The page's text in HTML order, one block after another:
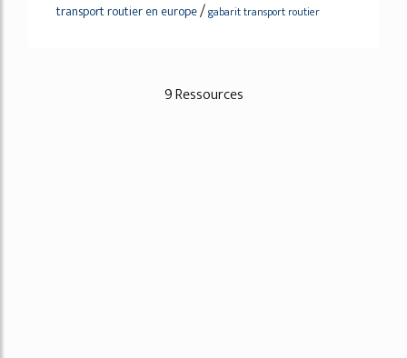
transport routier en europe/gabarit transport routier
9 Ressources